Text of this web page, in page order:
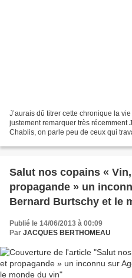
J’aurais dû titrer cette chronique la
justement remarquer très récemment
Chablis, on parle peu de ceux qui
Salut nos copains «
propagande » un
Bernard Burtschy et le
Publié le 14/06/2013 à 00:09
Par JACQUES BERTHOMEAU